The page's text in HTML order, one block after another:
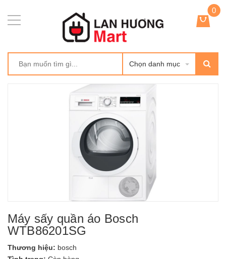
Chọn danh mục
0
Máy sấy quần áo Bosch
WTB86201SG
Thương hiệu: bosch